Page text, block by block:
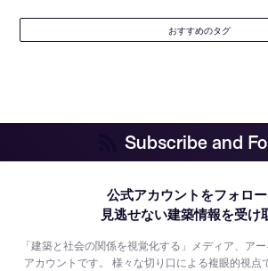
おすすめのタグ
Subscribe and
公式アカウントをフォロー
見逃せない建築情報を受け
「建築と社会の関係を視覚化する」メディア、ア
アカウントです。様々な切り口による複眼的視点